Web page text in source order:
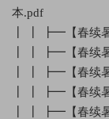
本.pdf
┃ ┃ ┣━【春续暑
┃ ┃ ┣━【春续暑
┃ ┃ ┣━【春续暑
┃ ┃ ┣━【春续暑
┃ ┃ ┣━【春续暑